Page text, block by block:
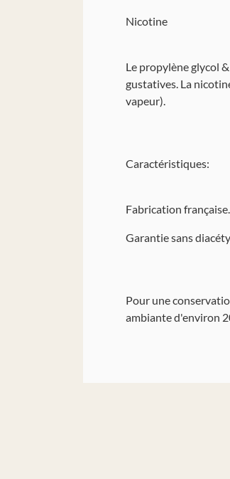
Nicotine
Le propylène glycol
gustatives. La
vapeur).
Caractéristiques:
Fabrication française.
Garantie sans
Pour une
ambiante d'environ